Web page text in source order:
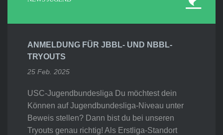
ANMELDUNG FÜR JBBL- UND NBBL-
TRYOUTS
25 Feb. 2025
USC-Jugendbundesliga Du möchtest dein
Können auf Jugendbundesliga-Niveau unter
Beweis stellen? Dann bist du bei unseren
Tryouts genau richtig! Als Erstliga-Standort